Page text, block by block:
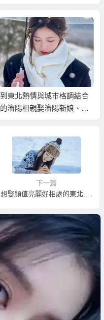
雪景裡的浪漫相親季——就
到哈爾濱娶哈爾濱新娘！
下一篇